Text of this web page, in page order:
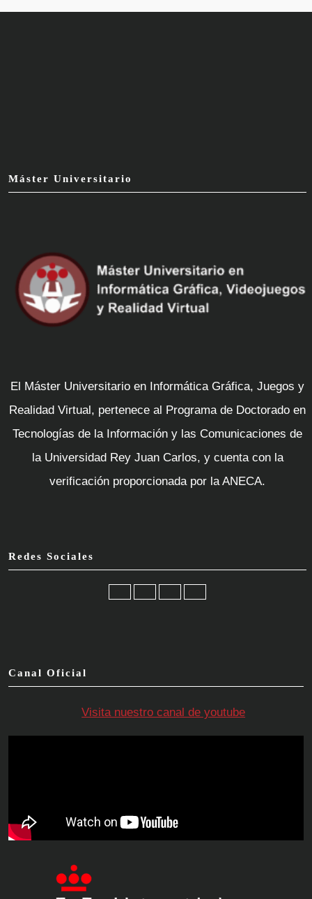
Máster Universitario
El Máster Universitario en Informática Gráfica, Juegos y
Realidad Virtual, pertenece al Programa de Doctorado en
Tecnologías de la Información y las Comunicaciones de
la Universidad Rey Juan Carlos, y cuenta con la
verificación proporcionada por la ANECA.
Redes Sociales
Canal Oficial
Visita nuestro canal de youtube